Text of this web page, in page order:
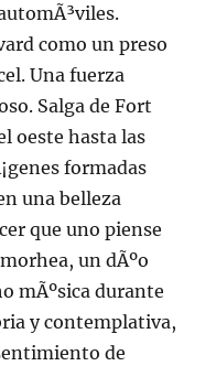
como un preso
Una fuerza
Salga de Fort
oeste hasta las
formadas
una belleza
que uno piense
un dÃºo
mÃºsica durante
y contemplativa,
de